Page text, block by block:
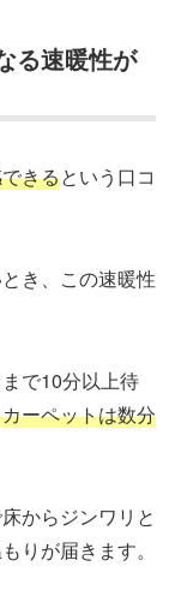
る速暖性が
きるという口コ
き、この速暖性
で10分以上待
ーペットは数分
からジンワリと
りが届きます。